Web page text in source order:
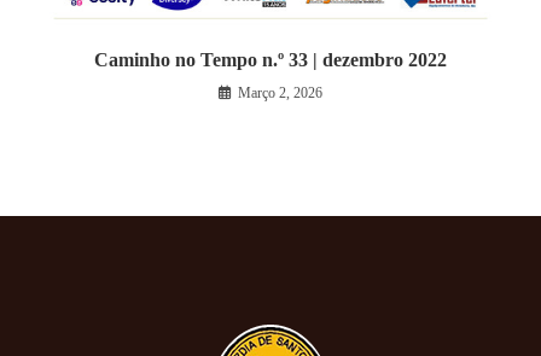
Caminho no Tempo n.º 33 | dezembro 2022
Março 2, 2026